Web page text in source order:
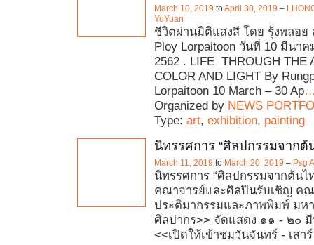
March 10, 2019 toApril 30, 2019 –
YuYuan
ชีวิตผ่านมิติแสงสี โดย รุ้งพลอย
Ploy Lorpaitoon วันที่ 10 มีนาค
2562 . LIFE THROUGH THE
COLOR AND LIGHT By
Lorpaitoon 10 March – 30 Ap
Organized by NEWS
Type: art, exhibition, painting
นิทรรศการ “ศิลปกรรมจากต้
March 11, 2019 to March 20, 2019 – Psg
นิทรรศการ “ศิลปกรรมจากต้นไ
คณาจารย์และศิลปินรับเชิญ ค
ประติมากรรมและภาพพิมพ์ มห
ศิลปากร>> จัดแสดง ๑๑ - ๒๐
<<เปิดให้เข้าชมวันจันทร์ - เสา